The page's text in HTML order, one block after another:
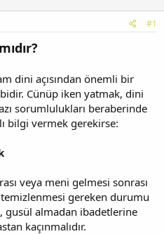
#1
dini açısından önemli bir
Cünüp iken yatmak, dini
sorumlulukları beraberinde
bilgi vermek gerekirse:
veya meni gelmesi sonrası
gereken durumu
gusül almadan ibadetlerine
kaçınmalıdır.